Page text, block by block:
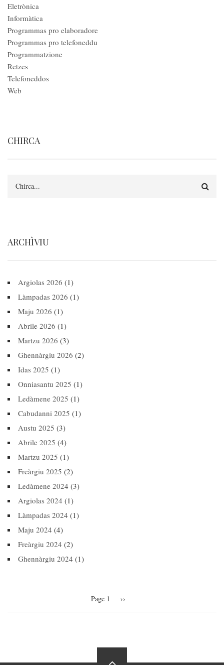
Eletrònica
Informàtica
Programmas pro elaboradore
Programmas pro telefoneddu
Programmatzione
Retzes
Telefoneddos
Web
CHIRCA
ARCHÌVIU
Argiolas 2026 (1)
Làmpadas 2026 (1)
Maju 2026 (1)
Abrile 2026 (1)
Martzu 2026 (3)
Ghennàrgiu 2026 (2)
Idas 2025 (1)
Onniasantu 2025 (1)
Ledàmene 2025 (1)
Cabudanni 2025 (1)
Austu 2025 (3)
Abrile 2025 (4)
Martzu 2025 (1)
Freàrgiu 2025 (2)
Ledàmene 2024 (3)
Argiolas 2024 (1)
Làmpadas 2024 (1)
Maju 2024 (4)
Freàrgiu 2024 (2)
Ghennàrgiu 2024 (1)
Page 1 Next
››